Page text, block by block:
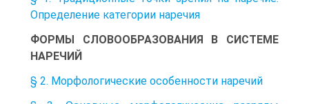
Определение категории наречия
ФОРМЫ СЛОВООБРАЗОВАНИЯ В СИСТЕМЕ
НАРЕЧИЙ
§ 2. Морфологические особенности наречий